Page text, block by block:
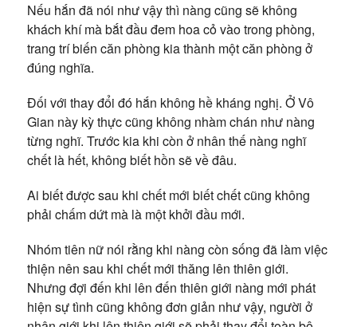
Nếu hắn đã nói như vậy thì nàng cũng sẽ không
khách khí mà bắt đầu đem hoa cỏ vào trong phòng,
trang trí biến căn phòng kia thành một căn phòng ở
đúng nghĩa.
Đối với thay đổi đó hắn không hề kháng nghị. Ở Vô
Gian này kỳ thực cũng không nhàm chán như nàng
từng nghĩ. Trước kia khi còn ở nhân thế nàng nghĩ
chết là hết, không biết hồn sẽ về đâu.
Ai biết được sau khi chết mới biết chết cũng không
phải chấm dứt mà là một khởi đầu mới.
Nhóm tiên nữ nói rằng khi nàng còn sống đã làm việc
thiện nên sau khi chết mới thăng lên thiên giới.
Nhưng đợi đến khi lên đến thiên giới nàng mới phát
hiện sự tình cũng không đơn giản như vậy, người ở